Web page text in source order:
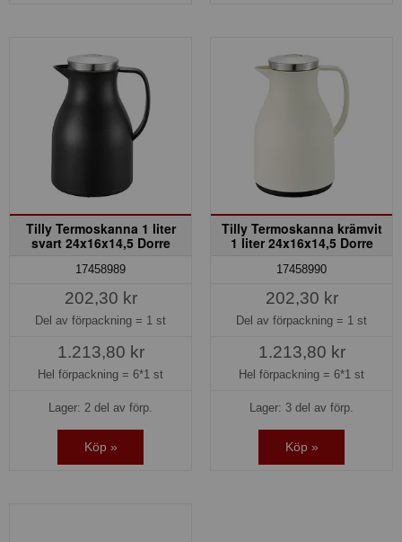
Tilly Termoskanna 1 liter
svart 24x16x14,5 Dorre
17458989
202,30 kr
Del av förpackning = 1 st
1.213,80 kr
Hel förpackning = 6*1 st
Lager: 2 del av förp.
Köp »
Tilly Termoskanna krämvit
1 liter 24x16x14,5 Dorre
17458990
202,30 kr
Del av förpackning = 1 st
1.213,80 kr
Hel förpackning = 6*1 st
Lager: 3 del av förp.
Köp »